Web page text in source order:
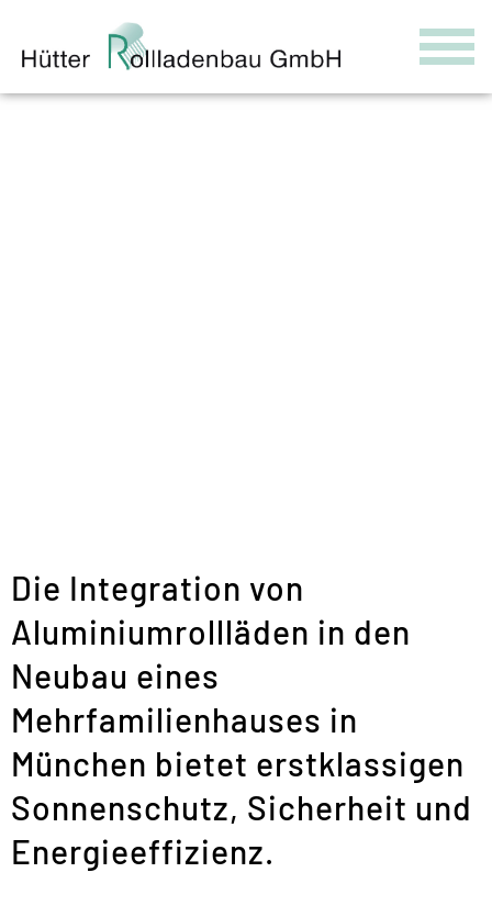
Die Integration von
Aluminiumrollläden in den
Neubau eines
Mehrfamilienhauses in
München bietet erstklassigen
Sonnenschutz, Sicherheit und
Energieeffizienz.